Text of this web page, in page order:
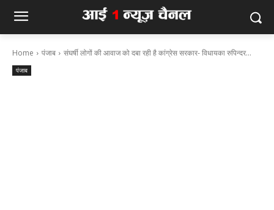
Home पंजाब संघर्षी लोगों की आवाज को दबा रही है कांग्रेस सरकार- विधायका रुपिन्दर...
पंजाब